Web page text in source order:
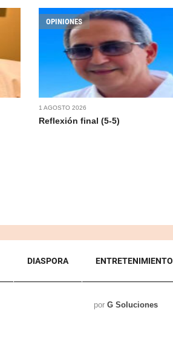
OPINIONES
1 AGOSTO 2026
Reflexión final (5-5)
DIASPORA ENTRETENIMIENTO
por G Soluciones